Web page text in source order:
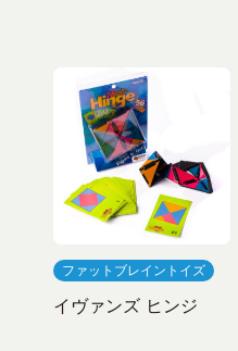
ファットブレイントイズ
イヴァンズ ヒンジ